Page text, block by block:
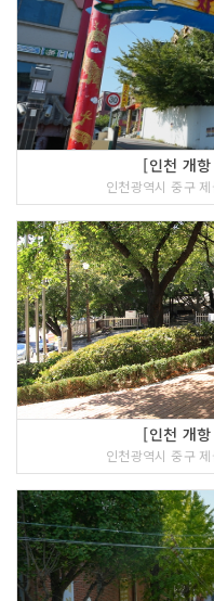
[인천 개
인천광역시 중구
[인천 개
인천광역시 중구